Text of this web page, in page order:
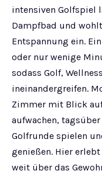
intensiven Golfspiel
Dampfbad und
Entspannung ein.
oder nur wenige
sodass Golf,
ineinandergreifen.
Zimmer mit Blick
aufwachen,
Golfrunde spielen
genießen. Hier
weit über das